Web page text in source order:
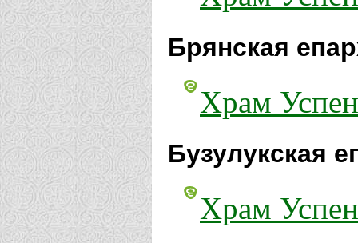
Брянская
Храм
Бузулукская
Храм